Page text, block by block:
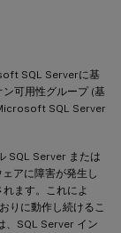
SQL Serverに基
可用性グループ (基
SQL Server
SQL Server または
アに障害が発生し
ます。これによ
りに動作し続けるこ
、SQL Server イン